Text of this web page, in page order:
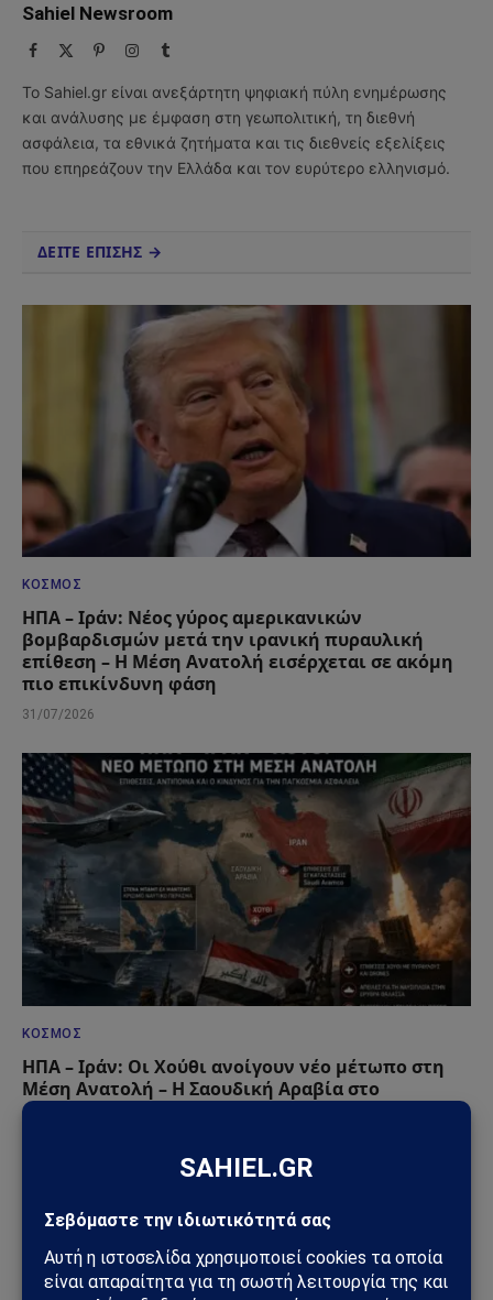
Sahiel Newsroom
Facebook PinterestInstagram
Tumblr
Το Sahiel.gr είναι ανεξάρτητη ψηφιακή πύλη ενημέρωσης
και ανάλυσης με έμφαση στη γεωπολιτική, τη διεθνή
ασφάλεια, τα εθνικά ζητήματα και τις διεθνείς εξελίξεις
που επηρεάζουν την Ελλάδα και τον ευρύτερο ελληνισμό.
ΔΕΙΤΕ ΕΠΙΣΗΣ →
ΚΌΣΜΟΣ
ΗΠΑ – Ιράν: Νέος γύρος αμερικανικών
βομβαρδισμών μετά την ιρανική πυραυλική
επίθεση – Η Μέση Ανατολή εισέρχεται σε ακόμη
πιο επικίνδυνη φάση
31/07/2026
ΚΌΣΜΟΣ
ΗΠΑ – Ιράν: Οι Χούθι ανοίγουν νέο μέτωπο στη
Μέση Ανατολή – Η Σαουδική Αραβία στο
επίκεντρο των επιθέσεων